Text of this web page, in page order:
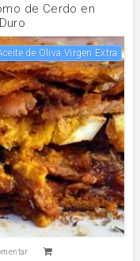
de Cerdo en
Aceite de Oliva Virgen Extra